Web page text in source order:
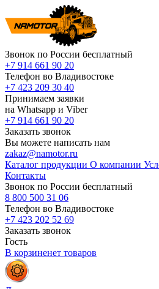
Звонок по России бесплатный
+7 914 661 90 20
Телефон во Владивостоке
+7 423 209 30 40
Принимаем заявки
на Whatsapp и Viber
+7 914 661 90 20
Заказать звонок
Вы можете написать нам
zakaz@namotor.ru
Каталог продукции О компании
Контакты
Звонок по России бесплатный
8 800 500 31 06
Телефон во Владивостоке
+7 423 202 52 69
Заказать звонок
Гость
В корзиненет товаров